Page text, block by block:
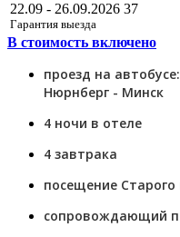
22.09 - 26.09.2026
Гарантия выезда
37
В стоимость включено
проезд на
Нюрнберг - Минск
4 ночи в отеле
4 завтрака
посещение
сопровождающий